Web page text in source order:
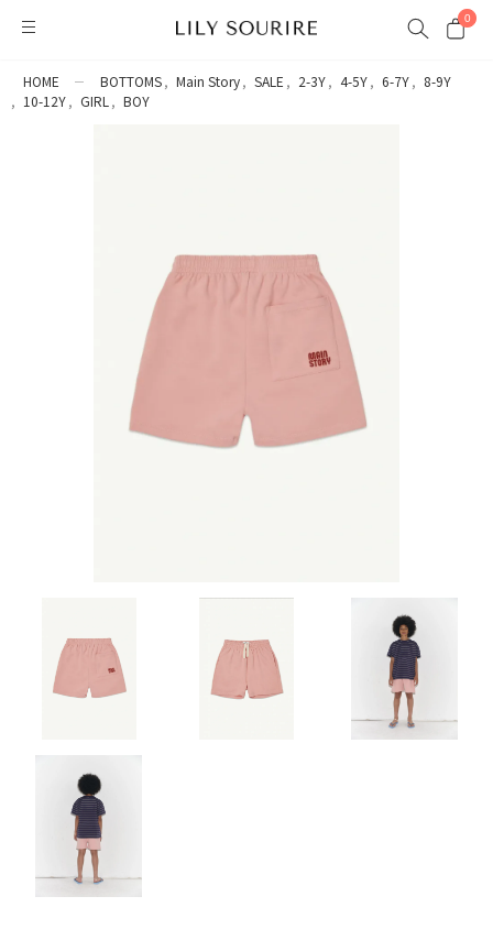
0
HOME BOTTOMS Main Story SALE 2-3Y 4-5Y 6-7Y
8-9Y
10-12Y
GIRL BOY